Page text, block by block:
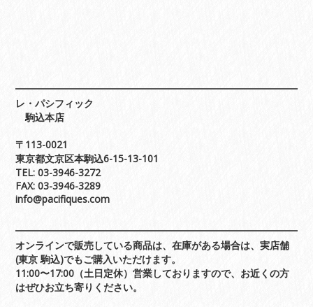
レ・パシフィック
駒込本店
〒113-0021
東京都文京区本駒込6-15-13-101
TEL: 03-3946-3272
FAX: 03-3946-3289
info@pacifiques.com
オンラインで販売している商品は、在庫がある場合は、実店舗
(東京 駒込)でもご購入いただけます。
11:00〜17:00（土日定休）営業しておりますので、お近くの方
はぜひお立ち寄りください。